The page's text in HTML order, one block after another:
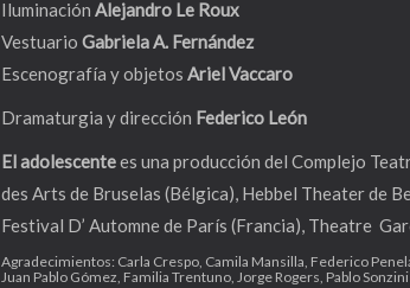
IluminaciónAlejandro Le Roux
Vestuario Gabriela A. Fernández
Escenografía y objetos Ariel Vaccaro
Dramaturgia y dirección Federico León
El adolescentees una producción del Complejo
des Arts de Bruselas (Bélgica), Hebbel Theater de
Festival D’ Automne de París (Francia), Theatre
Agradecimientos: Carla Crespo, Camila Mansilla, Federico
Juan Pablo Gómez, Familia Trentuno, Jorge Rogers, Pablo